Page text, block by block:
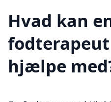
Hvad kan
hjælpe